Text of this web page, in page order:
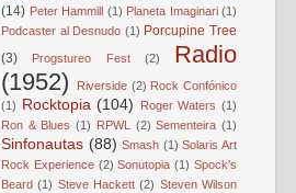
(14) Peter Hammill (1) Planeta Imaginari (1)
Podcaster al Desnudo (1) Porcupine Tree
(3)
Progstureo Fest (2)
Radio
(1952)
Riverside (2) Rock Confónico
(1) Rocktopia (104) Roger Waters (1)
Ron & Blues (1) RPWL (2) Sementeira (1)
Sinfonautas (88) Smash (1) Solaris Art
Rock Experience (2) Sonutopia (1) Spock's
Beard (1) Steve Hackett (2) Steven Wilson